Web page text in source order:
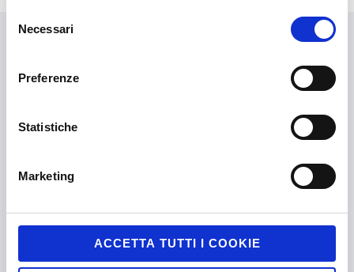
delNecessari
Preferenze
Statistiche
Marketing
ACCETTA TUTTI I COOKIE
LANGUAGES